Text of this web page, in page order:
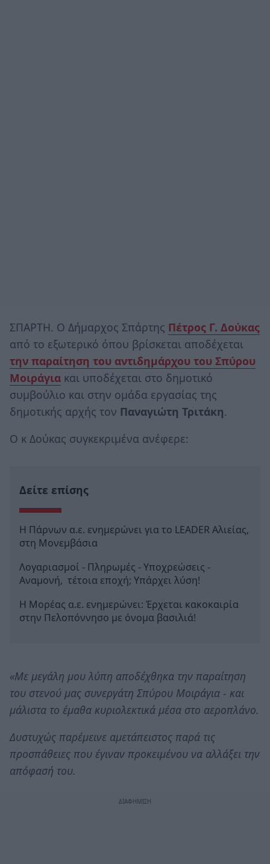
ΣΠΑΡΤΗ. Ο Δήμαρχος Σπάρτης Πέτρος Γ. Δούκας
από το εξωτερικό όπου βρίσκεται αποδέχεται
την παραίτηση του αντιδημάρχου του Σπύρου
Μοιράγια και υποδέχεται στο δημοτικό
συμβούλιο και στην ομάδα εργασίας της
δημοτικής αρχής τον Παναγιώτη Τριτάκη.
Ο κ Δούκας συγκεκριμένα ανέφερε:
Δείτε επίσης
Η Πάρνων α.ε. ενημερώνει για το LEADER Αλιείας,
στη Μονεμβάσια
Λογαριασμοί - Πληρωμές - Υποχρεώσεις -
Αναμονή, τέτοια εποχή; Υπάρχει λύση!
Η Μορέας α.ε. ενημερώνει: Έρχεται κακοκαιρία
στην Πελοπόννησο με όνομα βασιλιά!
«Με μεγάλη μου λύπη αποδέχθηκα την παραίτηση
του στενού μας συνεργάτη Σπύρου Μοιράγια - και
μάλιστα το έμαθα κυριολεκτικά μέσα στο αεροπλάνο.
Δυστυχώς παρέμεινε αμετάπειστος παρά τις
προσπάθειες που έγιναν προκειμένου να αλλάξει την
απόφασή του.